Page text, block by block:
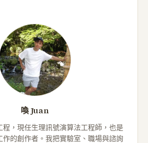
喚 Juan
程，現任生理訊號演算法工程師，也是
作的創作者。我把實驗室、職場與諮詢